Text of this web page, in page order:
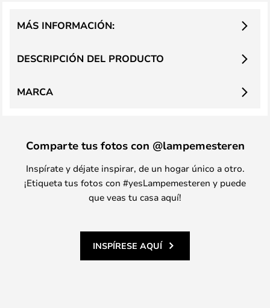
DESCRIPCIÓN DEL PRODUCTO
MÁS INFORMACIÓN:
MARCA
Comparte tus fotos con @lampemesteren
Inspírate y déjate inspirar, de un hogar único a otro.
¡Etiqueta tus fotos con #yesLampemesteren y puede
que veas tu casa aquí!
INSPÍRESE AQUÍ